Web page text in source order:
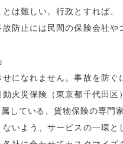
は難しい。行政とすれば、
防止には民間の保険会社や
になれません。事故を防ぐ
火災保険（東京都千代田区
している、貨物保険の専門家
いよう、サービスの一環と